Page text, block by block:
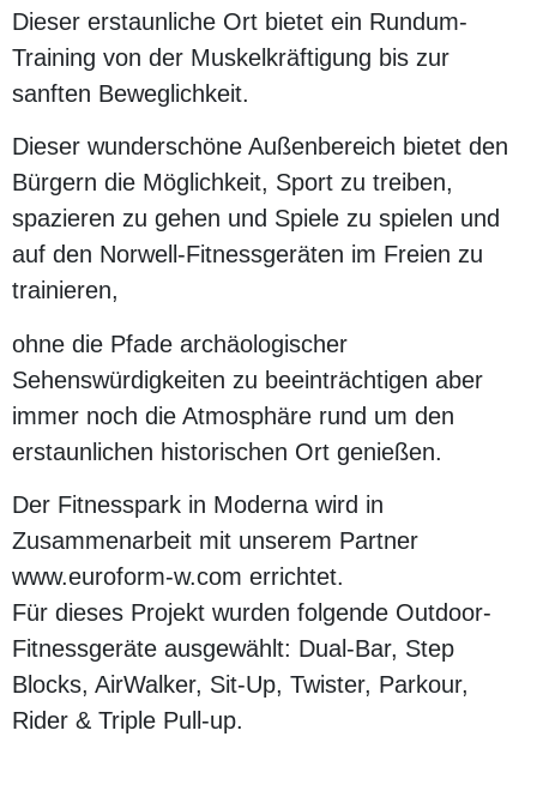
Dieser erstaunliche Ort bietet ein Rundum-
Training von der Muskelkräftigung bis zur
sanften Beweglichkeit.
Dieser wunderschöne Außenbereich bietet den
Bürgern die Möglichkeit, Sport zu treiben,
spazieren zu gehen und Spiele zu spielen und
auf den Norwell-Fitnessgeräten im Freien zu
trainieren,
ohne die Pfade archäologischer
Sehenswürdigkeiten zu beeinträchtigen aber
immer noch die Atmosphäre rund um den
erstaunlichen historischen Ort genießen.
Der Fitnesspark in Moderna wird in
Zusammenarbeit mit unserem Partner
www.euroform-w.com errichtet.
Für dieses Projekt wurden folgende Outdoor-
Fitnessgeräte ausgewählt: Dual-Bar, Step
Blocks, AirWalker, Sit-Up, Twister, Parkour,
Rider & Triple Pull-up.